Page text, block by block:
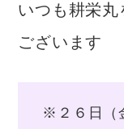
いつも耕栄丸
ございます
※２６日（